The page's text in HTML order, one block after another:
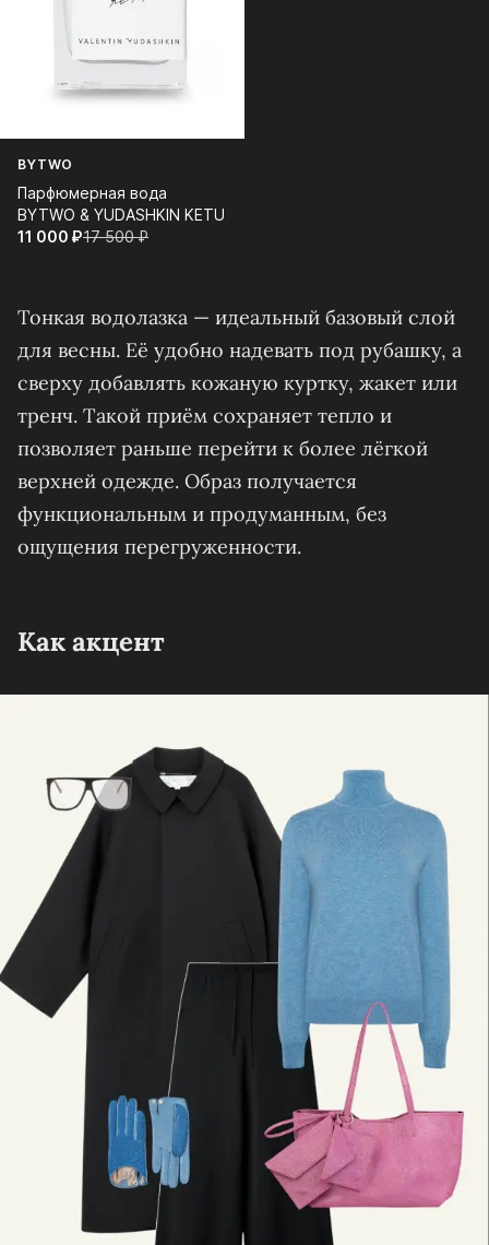
BYTWO
Парфюмерная вода
BYTWO & YUDASHKIN KETU
11 000⁠ ⁠₽17 500⁠ ⁠₽
Тонкая водолазка — идеальный базовый слой
для весны. Её удобно надевать под рубашку, а
сверху добавлять кожаную куртку, жакет или
тренч. Такой приём сохраняет тепло и
позволяет раньше перейти к более лёгкой
верхней одежде. Образ получается
функциональным и продуманным, без
ощущения перегруженности.
Как акцент